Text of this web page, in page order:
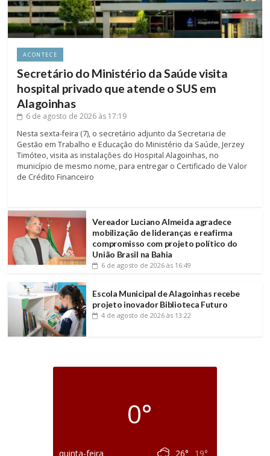
ACONTECE
Secretário do Ministério da Saúde visita
hospital privado que atende o SUS em
Alagoinhas
6 de agosto de 2026 às 17:19
Nesta sexta-feira (7), o secretário adjunto da Secretaria de
Gestão em Trabalho e Educação do Ministério da Saúde, Jerzey
Timóteo, visita as instalações do Hospital Alagoinhas, no
município de mesmo nome, para entregar o Certificado de Valor
de Crédito Financeiro
Vereador Luciano Almeida agradece
mobilização de lideranças e reafirma
compromisso com projeto político do
União Brasil na Bahia
6 de agosto de 2026 às 16:49
Escola Municipal de Alagoinhas recebe
projeto inovador Biblioteca Futuro
4 de agosto de 2026 às 13:22
0°
quinta-feira 26° 19°